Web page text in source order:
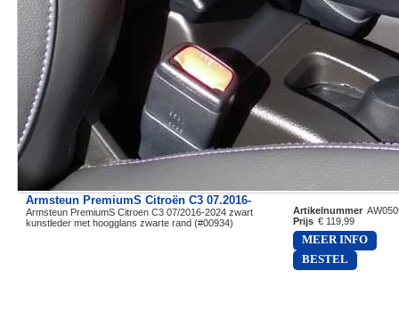
Armsteun PremiumS Citroën C3 07.2016-
Armsteun PremiumS Citroen C3 07/2016-2024 zwart
kunstleder met hoogglans zwarte rand (#00934)
Artikelnummer
Prijs € 119,99
MEER INFO
BESTEL